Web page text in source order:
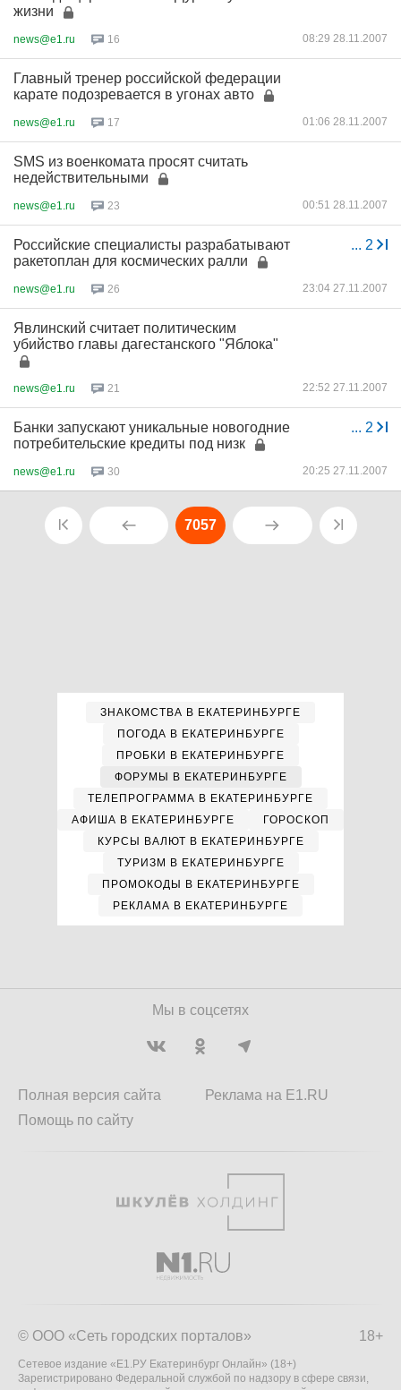
жизни
news@e1.ru 16 08:29 28.11.2007
Главный тренер российской федерации
карате подозревается в угонах авто
news@e1.ru 17 01:06 28.11.2007
SMS из военкомата просят считать
недействительными
news@e1.ru 23 00:51 28.11.2007
... 2
Российские специалисты разрабатывают
ракетоплан для космических ралли
news@e1.ru 26 23:04 27.11.2007
Явлинский считает политическим
убийство главы дагестанского "Яблока"
news@e1.ru 21 22:52 27.11.2007
... 2
Банки запускают уникальные новогодние
потребительские кредиты под низк
news@e1.ru 30 20:25 27.11.2007
7057
ЗНАКОМСТВА В ЕКАТЕРИНБУРГЕ
ПОГОДА В ЕКАТЕРИНБУРГЕ
ПРОБКИ В ЕКАТЕРИНБУРГЕ
ФОРУМЫ В ЕКАТЕРИНБУРГЕ
ТЕЛЕПРОГРАММА В ЕКАТЕРИНБУРГЕ
АФИША В ЕКАТЕРИНБУРГЕ
ГОРОСКОП
КУРСЫ ВАЛЮТ В ЕКАТЕРИНБУРГЕ
ТУРИЗМ В ЕКАТЕРИНБУРГЕ
ПРОМОКОДЫ В ЕКАТЕРИНБУРГЕ
РЕКЛАМА В ЕКАТЕРИНБУРГЕ
Мы в соцсетях
Полная версия сайта
Помощь по сайту
Реклама на E1.RU
18+
© ООО «Сеть городских порталов»
Сетевое издание «Е1.РУ Екатеринбург Онлайн» (18+)
Зарегистрировано Федеральной службой по надзору в сфере связи,